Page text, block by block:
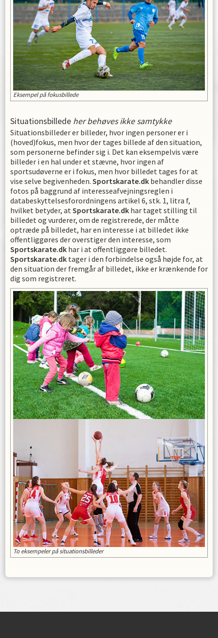
Eksempel på fokusbillede
Situationsbillede her behøves ikke samtykke
Situationsbilleder er billeder, hvor ingen personer er i
(hoved)fokus, men hvor der tages billede af den situation,
som personerne befinder sig i. Det kan eksempelvis være
billeder i en hal under et stævne, hvor ingen af
sportsudøverne er i fokus, men hvor billedet tages for at
vise selve begivenheden. Sportskarate.dk behandler disse
fotos på baggrund af interesseafvejningsreglen i
databeskyttelsesforordningens artikel 6, stk. 1, litra f,
hvilket betyder, atSportskarate.dk har taget stilling til
billedet og vurderer, om de registrerede, der måtte
optræde på billedet, har en interesse i at billedet ikke
offentliggøres der overstiger den interesse, som
Sportskarate.dk har i at offentliggøre billedet.
Sportskarate.dk tager i den forbindelse også højde for, at
den situation der fremgår af billedet, ikke er krænkende for
dig som registreret.
To eksempeler på situationsbilleder